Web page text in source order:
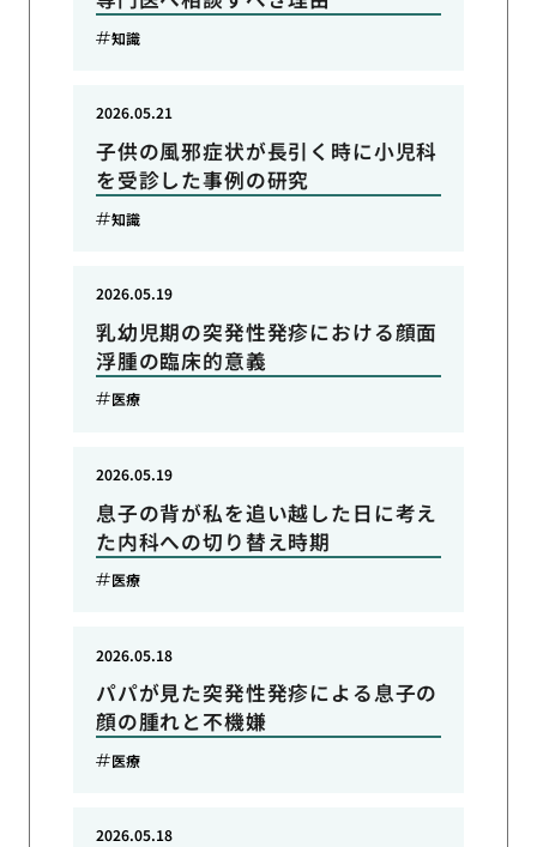
知識
子供の風邪症状が長引く時に小児科
を受診した事例の研究
2026.05.21
知識
乳幼児期の突発性発疹における顔面
浮腫の臨床的意義
2026.05.19
医療
息子の背が私を追い越した日に考え
た内科への切り替え時期
2026.05.19
医療
パパが見た突発性発疹による息子の
顔の腫れと不機嫌
2026.05.18
医療
2026.05.18